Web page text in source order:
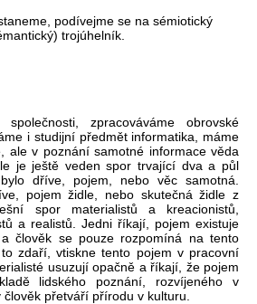
podívejme se na sémiotický
trojúhelník.
zpracováváme obrovské
i studijní předmět informatika, máme
ale v poznání samotné informace věda
je ještě veden spor trvající dva a půl
dříve, pojem, nebo věc samotná.
pojem židle, nebo skutečná židle z
spor materialistů a kreacionistů,
a realistů. Jedni říkají, pojem existuje
člověk se pouze rozpomíná na tento
zdaří, vtiskne tento pojem v pracovní
usuzují opačně a říkají, že pojem
lidského poznání, rozvíjeného v
přetváří přírodu v kulturu.